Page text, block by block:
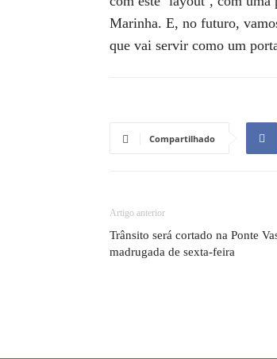
Marinha. E, no futuro,
que vai servir como um
Compartilhado
Artigo anterior
Trânsito será cortado na Ponte
madrugada de sexta-feira